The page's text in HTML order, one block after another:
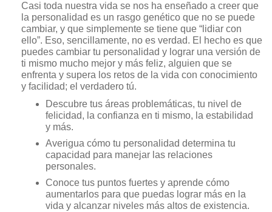
Casi toda nuestra vida se nos ha enseñado a creer que
la personalidad es un rasgo genético que no se puede
cambiar, y que simplemente se tiene que “lidiar con
ello”. Eso, sencillamente, no es verdad. El hecho es que
puedes cambiar tu personalidad y lograr una versión de
ti mismo mucho mejor y más feliz, alguien que se
enfrenta y supera los retos de la vida con conocimiento
y facilidad; el verdadero tú.
Descubre tus áreas problemáticas, tu nivel de
felicidad, la confianza en ti mismo, la estabilidad
y más.
Averigua cómo tu personalidad determina tu
capacidad para manejar las relaciones
personales.
Conoce tus puntos fuertes y aprende cómo
aumentarlos para que puedas lograr más en la
vida y alcanzar niveles más altos de existencia.